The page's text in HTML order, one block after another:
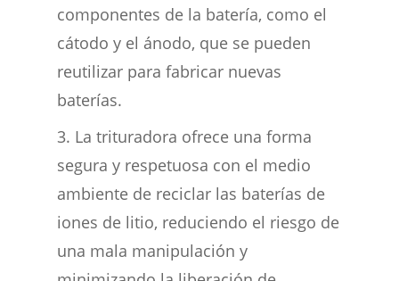
componentes de la batería, como el
cátodo y el ánodo, que se pueden
reutilizar para fabricar nuevas
baterías.
La trituradora ofrece una forma
segura y respetuosa con el medio
ambiente de reciclar las baterías de
iones de litio, reduciendo el riesgo de
una mala manipulación y